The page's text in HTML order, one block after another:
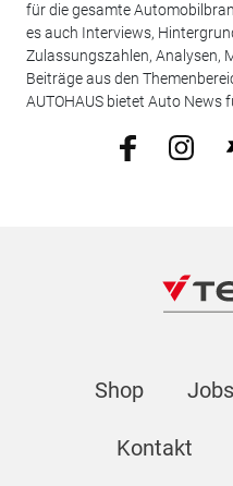
für die gesamte
es auch Interviews,
Zulassungszahlen, Analysen,
Beiträge aus den
AUTOHAUS bietet Auto News
Shop Jobs
Kontakt